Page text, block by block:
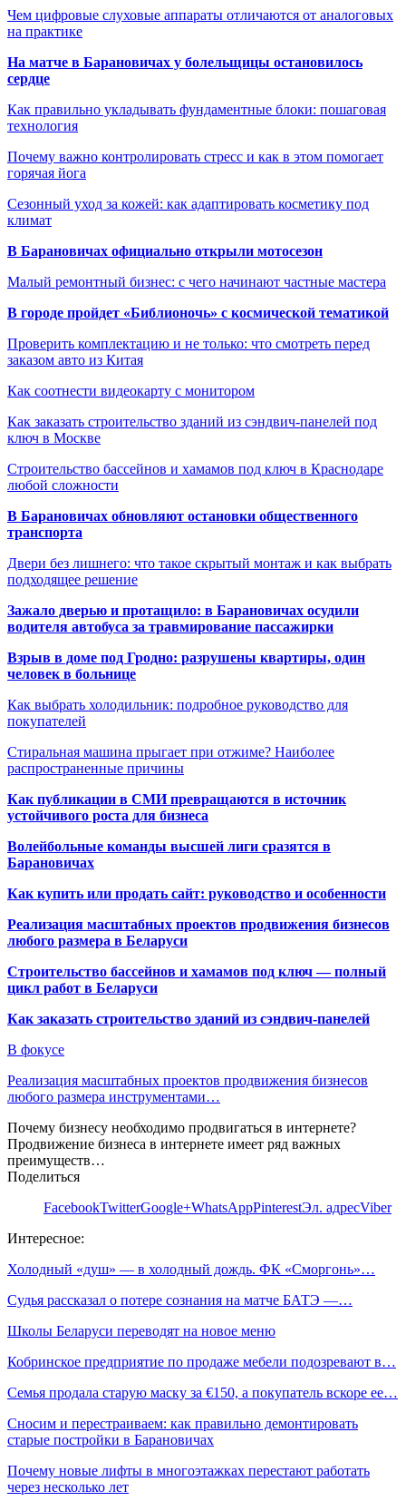
Чем цифровые слуховые аппараты отличаются от аналоговых
на практике
На матче в Барановичах у болельщицы остановилось
сердце
Как правильно укладывать фундаментные блоки: пошаговая
технология
Почему важно контролировать стресс и как в этом помогает
горячая йога
Сезонный уход за кожей: как адаптировать косметику под
климат
В Барановичах официально открыли мотосезон
Малый ремонтный бизнес: с чего начинают частные мастера
В городе пройдет «Библионочь» с космической тематикой
Проверить комплектацию и не только: что смотреть перед
заказом авто из Китая
Как соотнести видеокарту с монитором
Как заказать строительство зданий из сэндвич-панелей под
ключ в Москве
Строительство бассейнов и хамамов под ключ в Краснодаре
любой сложности
В Барановичах обновляют остановки общественного
транспорта
Двери без лишнего: что такое скрытый монтаж и как выбрать
подходящее решение
Зажало дверью и протащило: в Барановичах осудили
водителя автобуса за травмирование пассажирки
Взрыв в доме под Гродно: разрушены квартиры, один
человек в больнице
Как выбрать холодильник: подробное руководство для
покупателей
Стиральная машина прыгает при отжиме? Наиболее
распространенные причины
Как публикации в СМИ превращаются в источник
устойчивого роста для бизнеса
Волейбольные команды высшей лиги сразятся в
Барановичах
Как купить или продать сайт: руководство и особенности
Реализация масштабных проектов продвижения бизнесов
любого размера в Беларуси
Строительство бассейнов и хамамов под ключ — полный
цикл работ в Беларуси
Как заказать строительство зданий из сэндвич-панелей
В фокусе
Реализация масштабных проектов продвижения бизнесов
любого размера инструментами…
Почему бизнесу необходимо продвигаться в интернете?
Продвижение бизнеса в интернете имеет ряд важных
преимуществ…
Поделиться
FacebookTwitterGoogle+WhatsAppPinterestЭл. адресViber
Интересное:
Холодный «душ» — в холодный дождь. ФК «Сморгонь»…
Судья рассказал о потере сознания на матче БАТЭ —…
Школы Беларуси переводят на новое меню
Кобринское предприятие по продаже мебели подозревают в…
Семья продала старую маску за €150, а покупатель вскоре ее…
Сносим и перестраиваем: как правильно демонтировать
старые постройки в Барановичах
Почему новые лифты в многоэтажках перестают работать
через несколько лет